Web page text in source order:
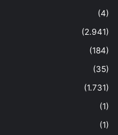
(4)
(2.941)
(184)
(35)
(1.731)
(1)
(1)